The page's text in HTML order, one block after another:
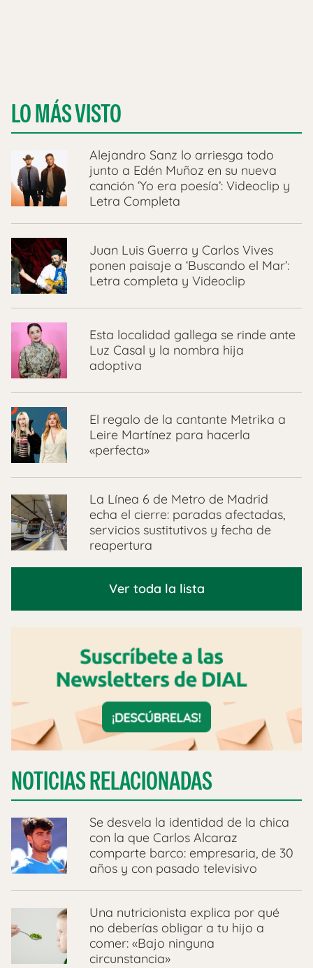
LO MÁS VISTO
Alejandro Sanz lo arriesga todo
junto a Edén Muñoz en su nueva
canción ‘Yo era poesía’: Videoclip y
Letra Completa
Juan Luis Guerra y Carlos Vives
ponen paisaje a ‘Buscando el Mar’:
Letra completa y Videoclip
Esta localidad gallega se rinde ante
Luz Casal y la nombra hija
adoptiva
El regalo de la cantante Metrika a
Leire Martínez para hacerla
«perfecta»
La Línea 6 de Metro de Madrid
echa el cierre: paradas afectadas,
servicios sustitutivos y fecha de
reapertura
Ver toda la lista
NOTICIAS RELACIONADAS
Se desvela la identidad de la chica
con la que Carlos Alcaraz
comparte barco: empresaria, de 30
años y con pasado televisivo
Una nutricionista explica por qué
no deberías obligar a tu hijo a
comer: «Bajo ninguna
circunstancia»